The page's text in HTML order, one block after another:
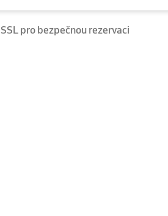
SSL pro bezpečnou rezervaci